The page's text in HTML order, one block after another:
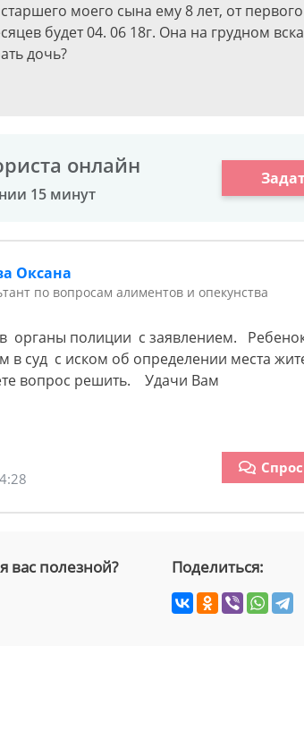
моего сына ему 8 лет, от
будет 04. 06 18г. Она на грудном
дочь?
онлайн
15 минут
Оксана
по вопросам алиментов и опекунства
органы полиции с заявлением.
в суд с иском об определении места
вопрос решить. Удачи Вам
вас полезной? Поделиться: